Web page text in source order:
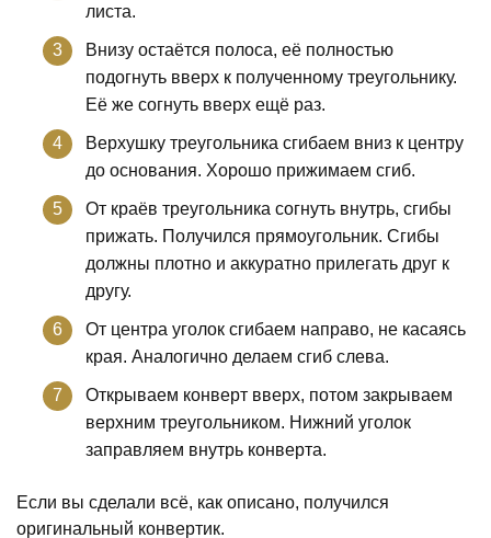
листа.
Внизу остаётся полоса, её полностью
подогнуть вверх к полученному треугольнику.
Её же согнуть вверх ещё раз.
Верхушку треугольника сгибаем вниз к центру
до основания. Хорошо прижимаем сгиб.
От краёв треугольника согнуть внутрь, сгибы
прижать. Получился прямоугольник. Сгибы
должны плотно и аккуратно прилегать друг к
другу.
От центра уголок сгибаем направо, не касаясь
края. Аналогично делаем сгиб слева.
Открываем конверт вверх, потом закрываем
верхним треугольником. Нижний уголок
заправляем внутрь конверта.
Если вы сделали всё, как описано, получился
оригинальный конвертик.